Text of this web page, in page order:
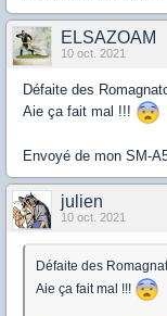
ELSAZOAM
10 oct. 2021
Défaite des
Aie ça fait mal !!!
Envoyé de mon SM-
julien
10 oct. 2021
Défaite des
Aie ça fait mal !!!